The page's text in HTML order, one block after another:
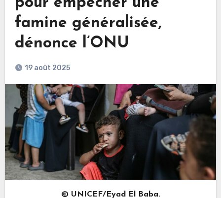
famine généralisée,
dénonce l’ONU
19 août 2025
© UNICEF/Eyad El Baba.